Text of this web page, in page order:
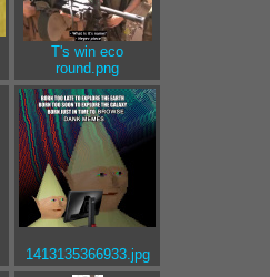
T's win eco
round.png
1413135366933.jpg